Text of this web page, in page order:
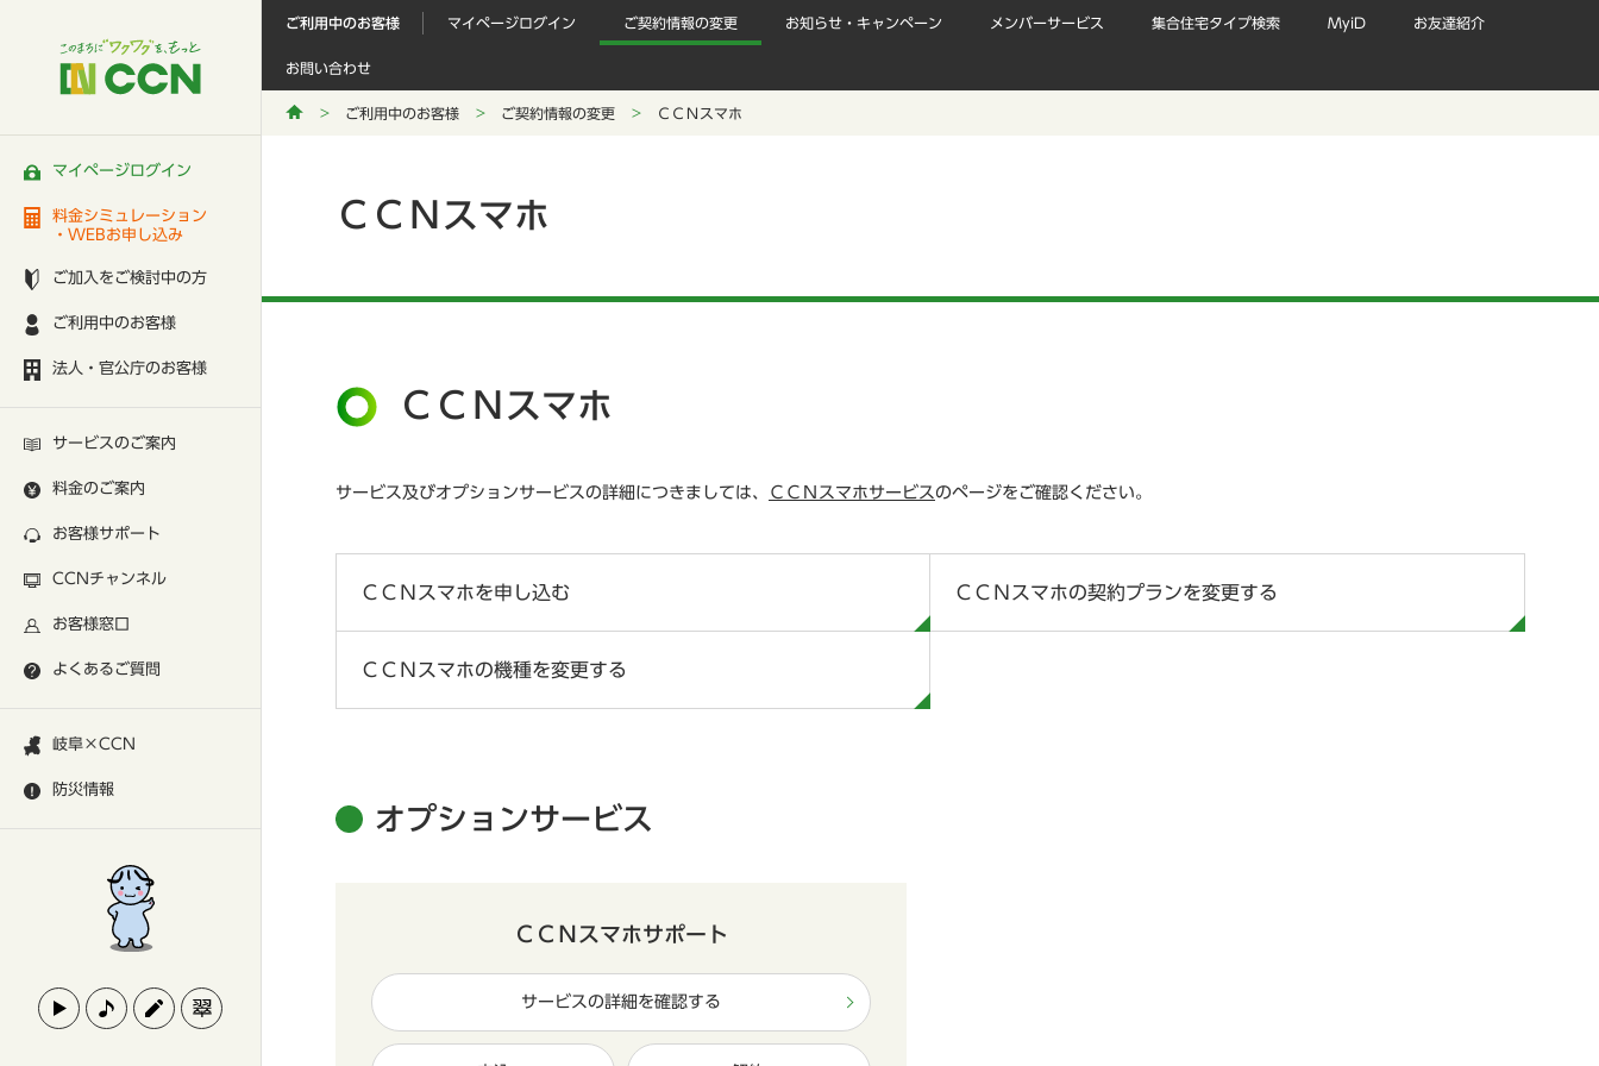
マイページログイン
料金シミュレーション
・WEBお申し込み
ご加入をご検討中の方
ご利用中のお客様
法人・官公庁のお客様
サービスのご案内
料金のご案内
お客様サポート
CCNチャンネル
お客様窓口
よくあるご質問
岐阜×CCN
防災情報
ご利用中のお客様 マイページログイン ご契約情報の変更 お知らせ・キャンペーン メンバーサービス 集合住宅タイプ検索 MyiD お友達紹介
お問い合わせ
ご利用中のお客様 ご契約情報の変更 ＣＣＮスマホ
ＣＣＮスマホ
ＣＣＮスマホ
サービス及びオプションサービスの詳細につきましては、 ＣＣＮスマホサービスのページをご確認ください。
ＣＣＮスマホを申し込む ＣＣＮスマホの契約プランを変更する
ＣＣＮスマホの機種を変更する
オプションサービス
ＣＣＮスマホサポート
サービスの詳細を確認する